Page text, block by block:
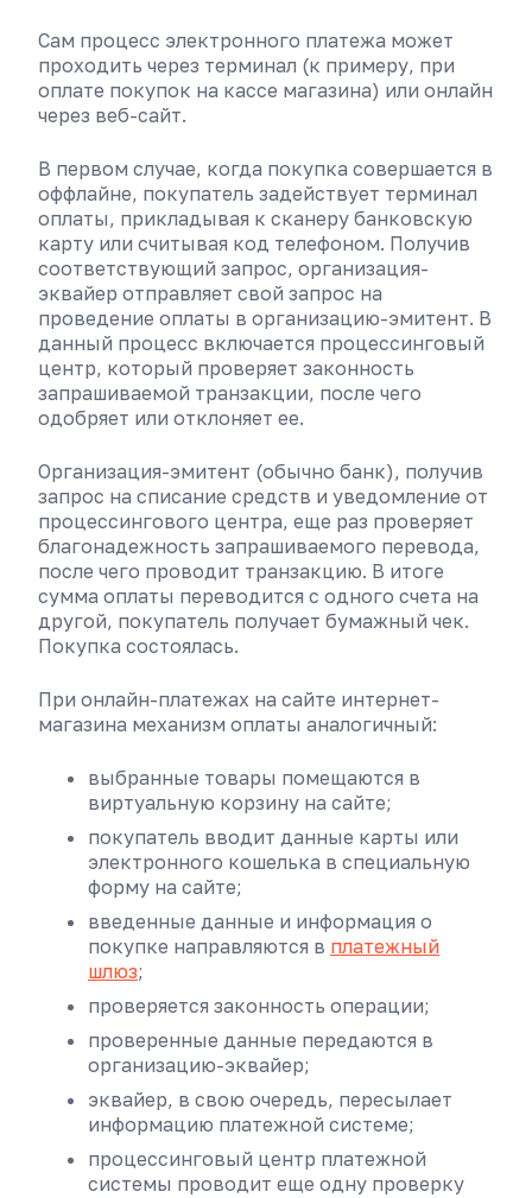
Сам процесс электронного платежа может
проходить через терминал (к примеру, при
оплате покупок на кассе магазина) или онлайн
через веб-сайт.
В первом случае, когда покупка совершается в
оффлайне, покупатель задействует терминал
оплаты, прикладывая к сканеру банковскую
карту или считывая код телефоном. Получив
соответствующий запрос, организация-
эквайер отправляет свой запрос на
проведение оплаты в организацию-эмитент. В
данный процесс включается процессинговый
центр, который проверяет законность
запрашиваемой транзакции, после чего
одобряет или отклоняет ее.
Организация-эмитент (обычно банк), получив
запрос на списание средств и уведомление от
процессингового центра, еще раз проверяет
благонадежность запрашиваемого перевода,
после чего проводит транзакцию. В итоге
сумма оплаты переводится с одного счета на
другой, покупатель получает бумажный чек.
Покупка состоялась.
При онлайн-платежах на сайте интернет-
магазина механизм оплаты аналогичный:
выбранные товары помещаются в
виртуальную корзину на сайте;
покупатель вводит данные карты или
электронного кошелька в специальную
форму на сайте;
введенные данные и информация о
покупке направляются в платежный
шлюз;
проверяется законность операции;
проверенные данные передаются в
организацию-эквайер;
эквайер, в свою очередь, пересылает
информацию платежной системе;
процессинговый центр платежной
системы проводит еще одну проверку